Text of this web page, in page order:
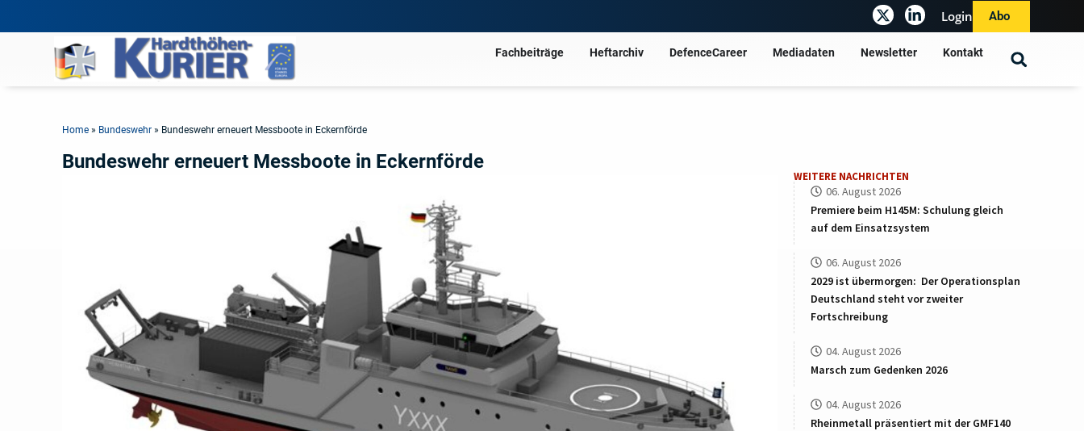
Login Abo
Fachbeiträge Heftarchiv DefenceCareer Mediadaten Newsletter Kontakt
Home » Bundeswehr » Bundeswehr erneuert Messboote in Eckernförde
Bundeswehr erneuert Messboote in Eckernförde
WEITERE NACHRICHTEN
06. August 2026
Premiere beim H145M: Schulung gleich
auf dem Einsatzsystem
06. August 2026
2029 ist übermorgen: Der Operationsplan
Deutschland steht vor zweiter
Fortschreibung
04. August 2026
Marsch zum Gedenken 2026
04. August 2026
Rheinmetall präsentiert mit der GMF140